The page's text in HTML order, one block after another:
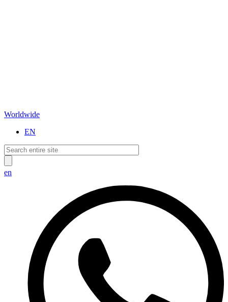
Worldwide
EN
en